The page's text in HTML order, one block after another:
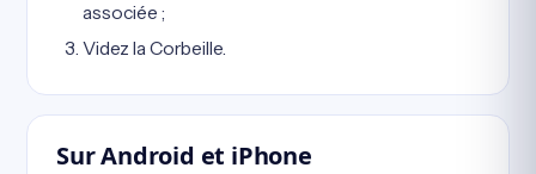
associée ;
Videz la Corbeille.
Sur Android et iPhone